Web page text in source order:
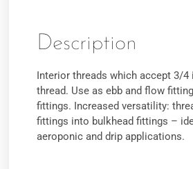
Description
Interior threads which accept 3/4
thread. Use as ebb and flow
fittings. Increased versatility:
fittings into bulkhead fittings –
aeroponic and drip applications.